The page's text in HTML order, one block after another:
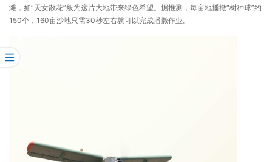
滩，如“天女散花”般为这片大地带来绿色希望。据推测，每亩地播撒“树种球”约
150个，160亩沙地只需30秒左右就可以完成播撒作业。